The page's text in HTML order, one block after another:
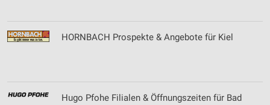
HORNBACH Prospekte & Angebote für Kiel
Hugo Pfohe Filialen & Öffnungszeiten für Bad